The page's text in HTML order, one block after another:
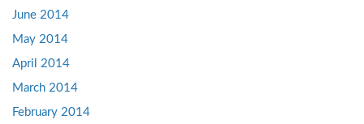
June 2014
May 2014
April 2014
March 2014
February 2014